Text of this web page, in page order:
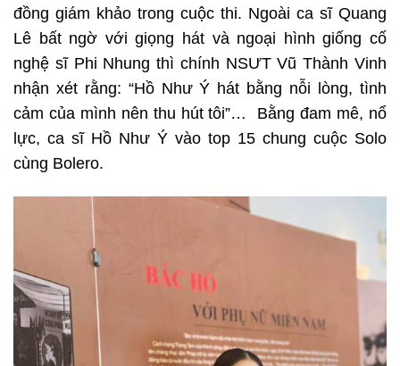
đồng giám khảo trong cuộc thi. Ngoài ca sĩ Quang
Lê bất ngờ với giọng hát và ngoại hình giống cố
nghệ sĩ Phi Nhung thì chính NSƯT Vũ Thành Vinh
nhận xét rằng: “Hồ Như Ý hát bằng nỗi lòng, tình
cảm của mình nên thu hút tôi”… Bằng đam mê, nổ
lực, ca sĩ Hồ Như Ý vào top 15 chung cuộc Solo
cùng Bolero.